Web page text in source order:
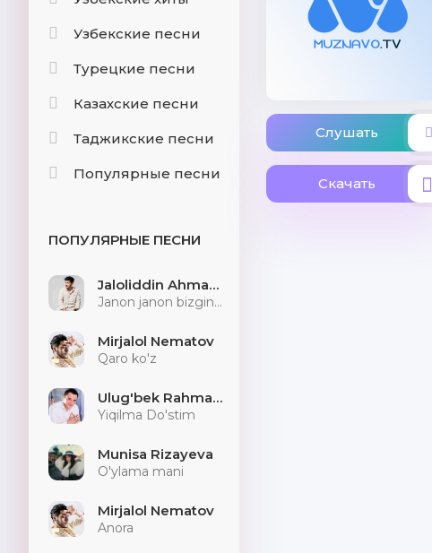
Узбекские песни
Турецкие песни
Казахские песни
Таджикские песни
Популярные песни
ПОПУЛЯРНЫЕ ПЕСНИ
Jaloliddin Ahmadaliyev
Janon janon bizginani sog'indilarmu
Mirjalol Nematov
Qaro ko'z
Ulug'bek Rahmatullayev
Yiqilma Do'stim
Munisa Rizayeva
O'ylama mani
Mirjalol Nematov
Anora
Слушать
Скачать